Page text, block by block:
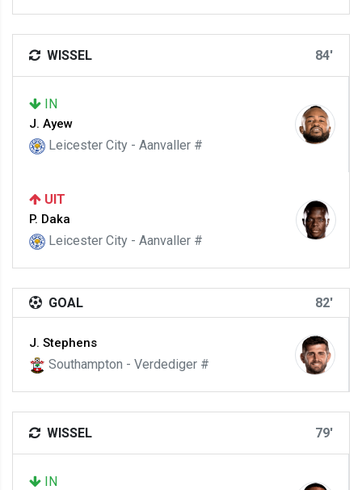
WISSEL 84'
IN
J. Ayew
Leicester City - Aanvaller #
UIT
P. Daka
Leicester City - Aanvaller #
GOAL 82'
J. Stephens
Southampton - Verdediger #
WISSEL 79'
IN